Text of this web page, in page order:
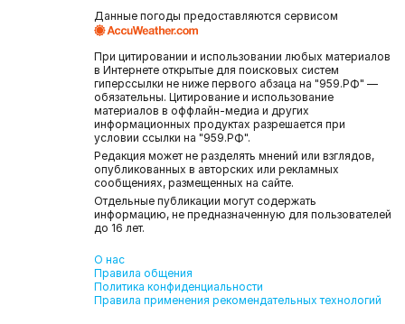
Данные погоды предоставляются сервисом
При цитировании и использовании любых материалов
в Интернете открытые для поисковых систем
гиперссылки не ниже первого абзаца на "959.РФ" —
обязательны. Цитирование и использование
материалов в оффлайн-медиа и других
информационных продуктах разрешается при
условии ссылки на "959.РФ".
Редакция может не разделять мнений или взглядов,
опубликованных в авторских или рекламных
сообщениях, размещенных на сайте.
Отдельные публикации могут содержать
информацию, не предназначенную для пользователей
до 16 лет.
О нас
Правила общения
Политика конфиденциальности
Правила применения рекомендательных технологий